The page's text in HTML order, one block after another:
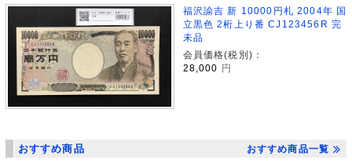
福沢諭吉 新 10000円札 2004年 国
立黒色 2桁上り番 CJ123456R 完
未品
会員価格(税別)：
28,000 円
おすすめ商品 おすすめ商品一覧